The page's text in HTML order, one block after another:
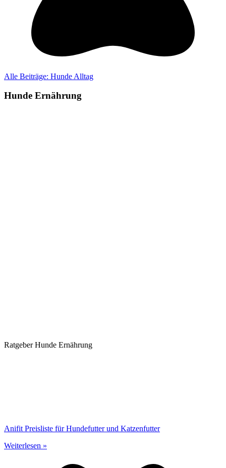
Alle Beiträge: Hunde Alltag
Hunde Ernährung
Ratgeber Hunde Ernährung
Anifit Preisliste für Hundefutter und Katzenfutter
Weiterlesen »